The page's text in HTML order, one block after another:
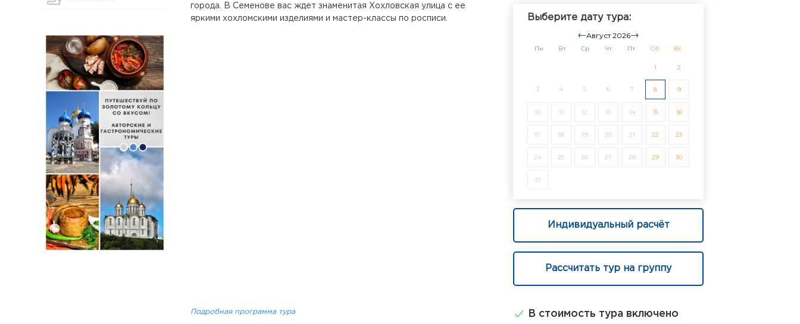
города. В Семенове вас ждет знаменитая Хохловская улица с ее
яркими хохломскими изделиями и мастер-классы по росписи.
Выберите дату тура:
Август 2026
Пн Вт Ср Чт Пт Сб Вс
1 2
3 4 5 6 7 8 9
10 11 12 13 14 15 16
17 18 19 20 21 22 23
24 25 26 27 28 29 30
31
Индивидуальный расчёт
Рассчитать тур на группу
Подробная программа тура В стоимость тура включено